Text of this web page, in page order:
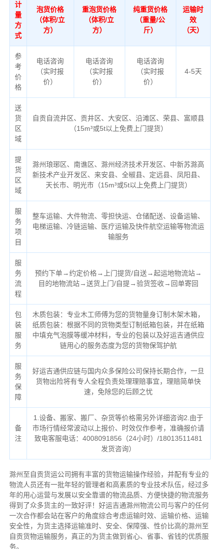
计
量
方
式
泡货价格
（体积/立
方）
重泡货价格
（体积/立
方）
纯重货价格
（重量/公
斤）
运输时
效
（天）
参
考
价
格
电话咨询
（实时报
价）
电话咨询
（实时报
价）
电话咨询
（实时报
价）
4-5天
送
货
区
域
自贡自流井区、贡井区、大安区、沿滩区、荣县、富顺县
（15m³或5t以上免费上门提货）
提
货
区
域
滁州琅琊区、南谯区、滁州经济技术开发区、中新苏滁高
新技术产业开发区、来安县、全椒县、定远县、凤阳县、
天长市、明光市（15m³或5t以上免费上门提货）
服
务
项
目
整车运输、大件物流、零担快运、仓储配送、设备运输、
电梯运输、冷链运输、医疗运输及快件航空运输等物流运
输服务
服
务
流
程
预约下单→约定价格→上门提货/自送→起运地物流站→
目的地物流站→送货上门/自提→验货签收→回单寄回
包
装
服
务
木质包装：专业木工师傅为您的货物量身订制木架木箱，
纸质包装：根据不同的货物类型订制纸箱包装，并在纸箱
中填充气泡膜等缓冲材料，专业的包装以及好运吉通供应
链用心的服务态度为您的货物保驾护航
服
务
保
障
好运吉通供应链与国内众多保险公司保持长期合作，一旦
货物出险将有专人全程负责处理理赔事宜，理赔简单快
速，免除您的后顾之忧
备
注
1.设备、搬家、搬厂、杂货等价格需另外详细咨询2.由于
市场行情经常波动以上报价、时效仅作参考，准确报价请
致电客服电话：4008091856（24小时）/18013511481
发货咨询）
滁州至自贡货运公司拥有丰富的货物运输操作经验，并配有专业的
物流人员还有一批年轻的管理者和高素质的专业技术队伍，经过多
年的用心运营与发展以安全靠谱的物流品质、方便快捷的物流服务
得到了众多货主的一致好评！好运吉通滁州物流公司与客户的任何
一次合作都会站在客户的角度综合考虑运输时效、运输价格、运输
安全性，为货主选择运输准时、安全、保障强、性价比高的滁州至
自贡货物运输服务，真正的为货主做到省心、省事、省钱的优质服
务。